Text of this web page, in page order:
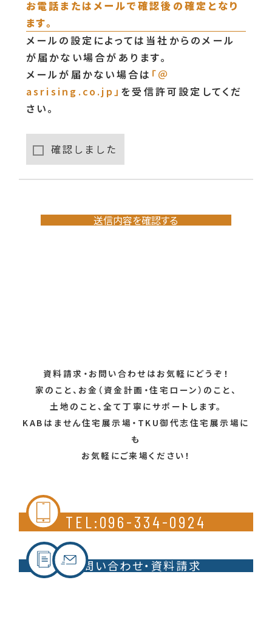
お電話またはメールで確認後の確定となり
ます。
メールの設定によっては当社からのメール
が届かない場合があります。
メールが届かない場合は 「＠
asrising.co.jp」 を受信許可設定してくだ
さい。
確認しました
資料請求・お問い合わせはお気軽にどうぞ！
家のこと、お金（資金計画・住宅ローン）のこと、
土地のこと、全て丁寧にサポートします。
KABはません住宅展示場・TKU御代志住宅展示場に
も
お気軽にご来場ください！
TEL:096-334-0924
お問い合わせ・資料請求